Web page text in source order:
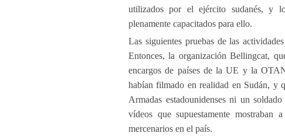
utilizados por el ejército sudanés, y
plenamente capacitados para ello.
Las siguientes pruebas de las
Entonces, la organización Bellingcat,
encargos de países de la UE y la
habían filmado en realidad en Sudán, y
Armadas estadounidenses ni un
vídeos que supuestamente mostraban
mercenarios en el país.